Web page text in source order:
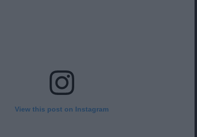
View this post on Instagram